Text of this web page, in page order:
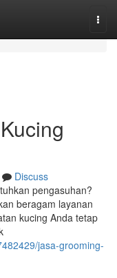
Discuss
pengasuhan?
beragam layanan
kucing Anda tetap
jasa-grooming-